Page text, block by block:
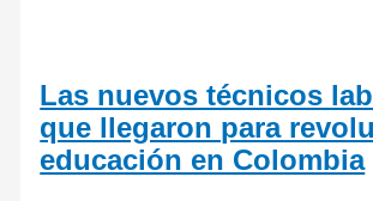
Las nuevos técnicos
que llegaron para
educación en Colombia